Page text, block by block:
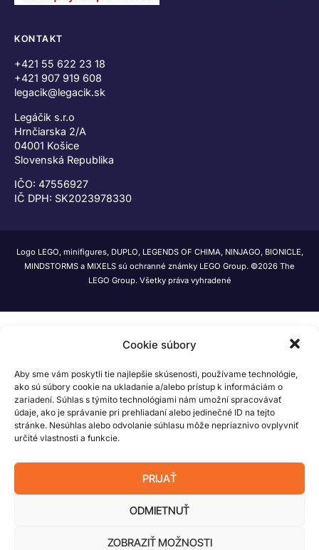
Cookie súbory
Aby sme vám poskytli tie najlepšie skúsenosti, používame technológie,
ako sú súbory cookie na ukladanie a/alebo prístup k informáciám o
zariadení. Súhlas s týmito technológiami nám umožní spracovávať
údaje, ako je správanie pri prehliadaní alebo jedinečné ID na tejto
stránke. Nesúhlas alebo odvolanie súhlasu môže nepriaznivo ovplyvniť
určité vlastnosti a funkcie.
PRIJAŤ
ODMIETNUŤ
ZOBRAZIŤ MOŽNOSTI
KONTAKT
+421 55 622 23 18
+421 907 919 608
legacik@legacik.sk
Legáčik s.r.o
Hrnčiarska 2/A
04001 Košice
Slovenská Republika
IČO: 47556927
IČ DPH: SK2023978330
Logo LEGO, minifigures, DUPLO, LEGENDS OF CHIMA, NINJAGO, BIONICLE,
MINDSTORMS a MIXELS sú ochranné známky LEGO Group. ©2026 The
LEGO Group. Všetky práva vyhradené